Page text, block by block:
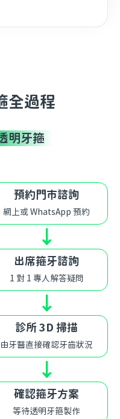
全過程
明牙箍
預約門市諮詢
網上或 WhatsApp 預約
↓
出席箍牙諮詢
1 對 1 專人解答疑問
↓
診所 3D 掃描
由牙醫直接確認牙齒狀況
↓
確認箍牙方案
等待透明牙箍製作